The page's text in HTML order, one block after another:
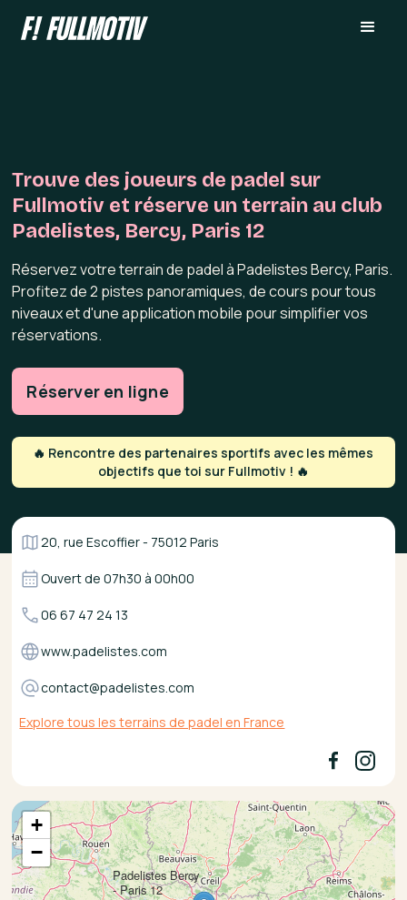
Trouve des joueurs de padel sur
Fullmotiv et réserve un terrain au club
Padelistes, Bercy, Paris 12
Réservez votre terrain de padel à Padelistes Bercy, Paris.
Profitez de 2 pistes panoramiques, de cours pour tous
niveaux et d'une application mobile pour simplifier vos
réservations.
Réserver en ligne
🔥 Rencontre des partenaires sportifs avec les mêmes
objectifs que toi sur Fullmotiv ! 🔥
20, rue Escoffier - 75012 Paris
Ouvert de07h30 à00h00
06 67 47 24 13
www.padelistes.com
contact@padelistes.com
Explore tous les terrains de padel en France
Padelistes Bercy
- Paris 12
×
+
−